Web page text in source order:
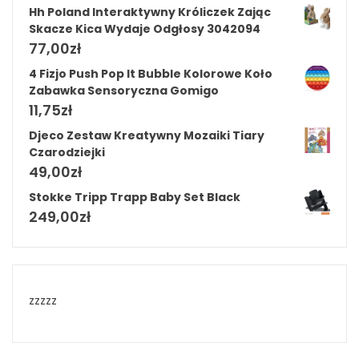
Hh Poland Interaktywny Króliczek Zając
Skacze Kica Wydaje Odgłosy 3042094
77,00zł
4 Fizjo Push Pop It Bubble Kolorowe Koło
Zabawka Sensoryczna Gomigo
11,75zł
Djeco Zestaw Kreatywny Mozaiki Tiary
Czarodziejki
49,00zł
Stokke Tripp Trapp Baby Set Black
249,00zł
zzzzz